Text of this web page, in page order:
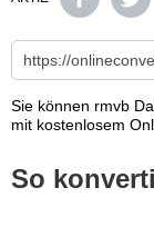
Sie können rmvb
mit kostenlosem
So